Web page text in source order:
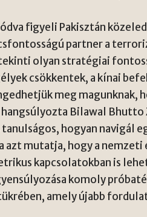
figyeli Pakisztán
partner a
olyan stratégiai
csökkentek, a kínai
meg magunknak,
Bilawal
tanulságos, hogyan navigál
azt mutatja, hogy a nemzeti
kapcsolatokban is
komoly
amely újabb